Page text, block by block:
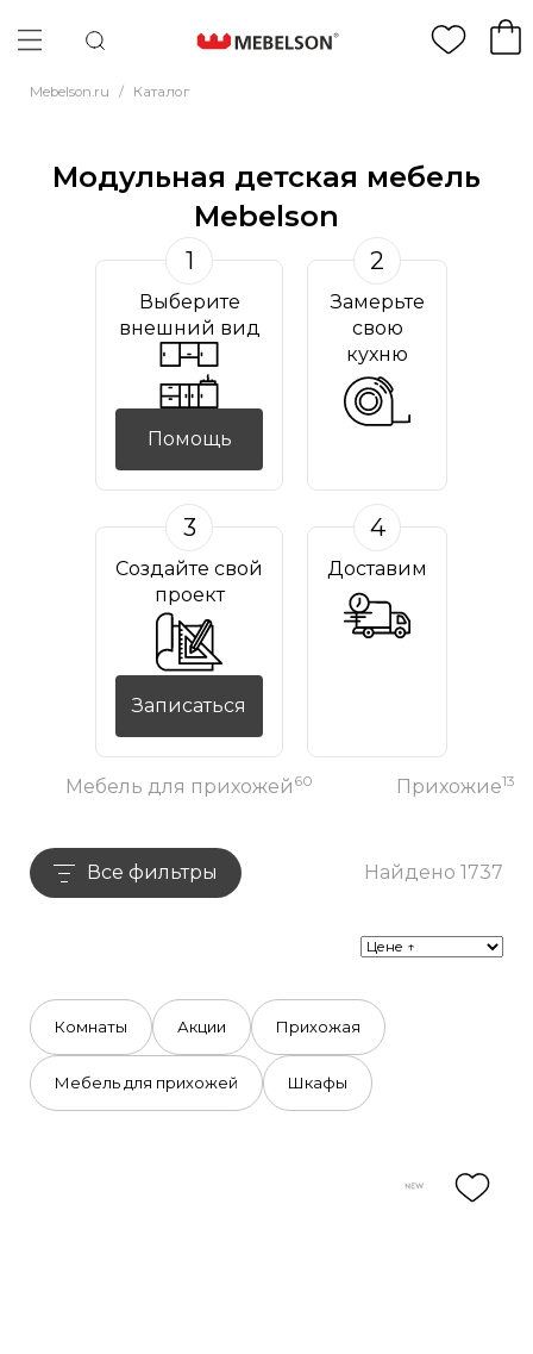
Mebelson.ru / Каталог
Модульная детская мебель
Mebelson
1
Выберите
внешний вид
Помощь
2
Замерьте
свою
кухню
3
Создайте свой
проект
Записаться
4
Доставим
Мебель для прихожей 60 Прихожие13
Все фильтры Найдено 1737
Комнаты Акции Прихожая
Мебель для прихожей Шкафы